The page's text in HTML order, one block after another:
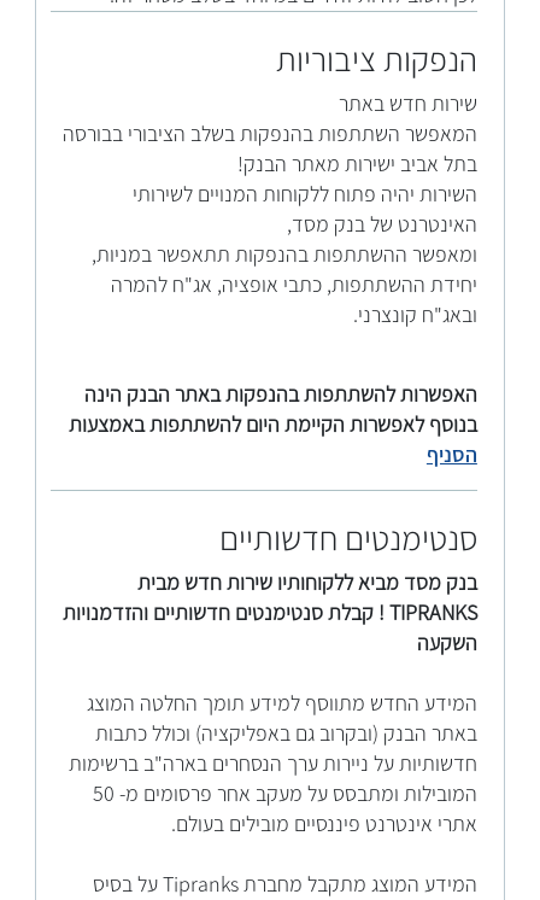
הנפקות ציבוריות
שירות חדש באתר
המאפשר השתתפות בהנפקות בשלב הציבורי בבורסה
בתל אביב ישירות מאתר הבנק!
השירות יהיה פתוח ללקוחות המנויים לשירותי
האינטרנט של בנק מסד,
ומאפשר ההשתתפות בהנפקות תתאפשר במניות,
יחידת ההשתתפות, כתבי אופציה, אג"ח להמרה
ובאג"ח קונצרני.
האפשרות להשתתפות בהנפקות באתר הבנק הינה
בנוסף לאפשרות הקיימת היום להשתתפות באמצעות
הסניף
סנטימנטים חדשותיים
בנק מסד מביא ללקוחותיו שירות חדש מבית
TIPRANKS ! קבלת סנטימנטים חדשותיים והזדמנויות
השקעה
המידע החדש מתווסף למידע תומך החלטה המוצג
באתר הבנק (ובקרוב גם באפליקציה) וכולל כתבות
חדשותיות על ניירות ערך הנסחרים בארה"ב ברשימות
המובילות ומתבסס על מעקב אחר פרסומים מ- 50
אתרי אינטרנט פיננסיים מובילים בעולם.
המידע המוצג מתקבל מחברת Tipranks על בסיס